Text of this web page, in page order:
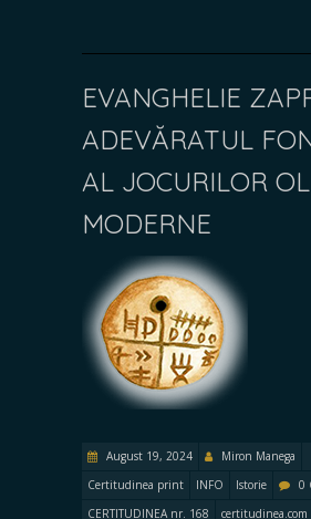
EVANGHELIE
ADEVĂRATUL
AL JOCURILOR
MODERNE
August 19, 2024 Miron Manega
Certitudinea print
INFO Istorie
0
CERTITUDINEA nr. 168
certitudinea.com